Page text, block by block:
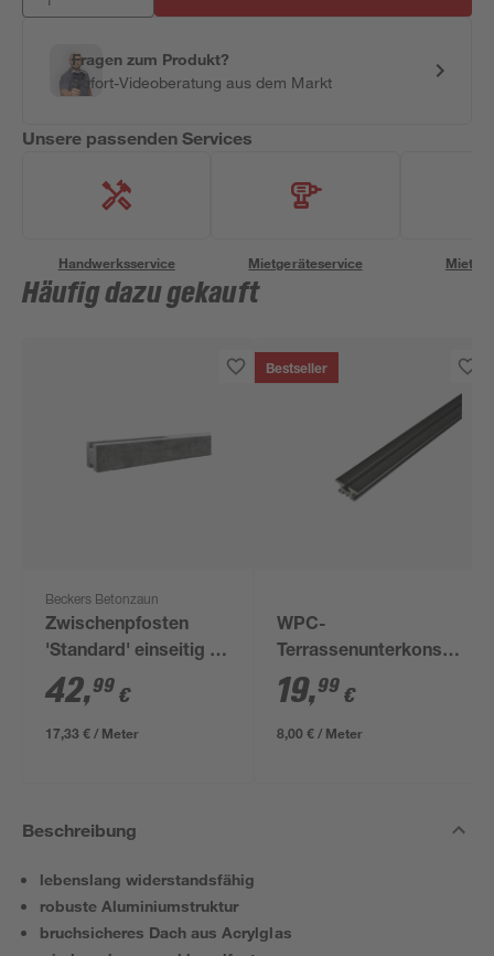
Fragen zum Produkt?
Sofort-Videoberatung aus dem Markt
Unsere passenden Services
Handwerksservice Mietgeräteservice
Häufig dazu gekauft
Beckers Betonzaun
Zwischenpfosten
'Standard' einseitig 11
x 11 x 248 cm grau
42,99 €
17,33 € / Meter
Bestseller
WPC-
anthrazit 2500 x 60 x
30 mm
19,99 €
8,00 € / Meter
Beschreibung
lebenslang widerstandsfähig
robuste Aluminiumstruktur
bruchsicheres Dach aus Acrylglas